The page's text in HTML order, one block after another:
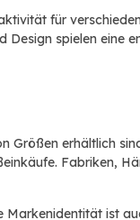
für
spielen eine
Größen erhältlich
Fabriken,
ist